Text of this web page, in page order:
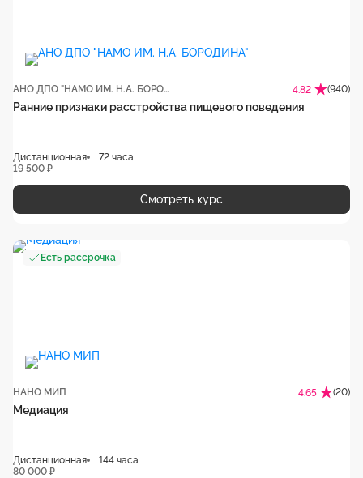
АНО ДПО "НАМО ИМ. Н.А. БОРОДИНА" 4.82 (940)
Ранние признаки расстройства пищевого поведения
Дистанционная
72 часа
19 500 ₽
Смотреть курс
Есть рассрочка
НАНО МИП 4.65 (20)
Медиация
Дистанционная
144 часа
80 000 ₽